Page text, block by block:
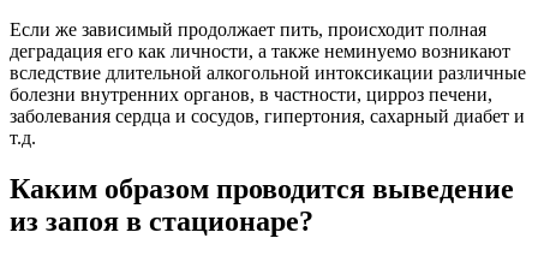
Если же зависимый продолжает пить, происходит полная
деградация его как личности, а также неминуемо возникают
вследствие длительной алкогольной интоксикации различные
болезни внутренних органов, в частности, цирроз печени,
заболевания сердца и сосудов, гипертония, сахарный диабет и
т.д.
Каким образом проводится выведение
из запоя в стационаре?